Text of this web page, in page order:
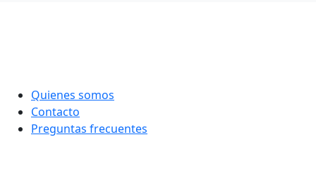
Quienes somos
Contacto
Preguntas frecuentes